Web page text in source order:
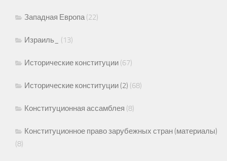
Западная Европа(22)
Израиль_ (13)
Исторические конституции (67)
Исторические конституции (2) (68)
Конституционная ассамблея (8)
Конституционное право зарубежных стран (материалы)
(8)